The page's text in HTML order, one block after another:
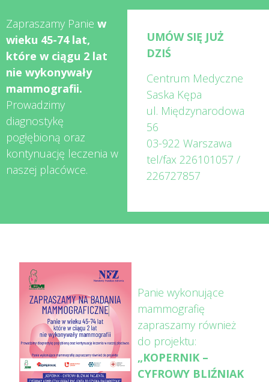
Zapraszamy Panie w
wieku 45-74 lat,
które w ciągu 2 lat
nie wykonywały
mammografii.
Prowadzimy
diagnostykę
pogłębioną oraz
kontynuację leczenia w
naszej placówce.
UMÓW SIĘ JUŻ
DZIŚ
Centrum Medyczne
Saska Kępa
ul. Międzynarodowa
56
03-922 Warszawa
tel/fax 226101057 /
226727857
Panie wykonujące
mammografię
zapraszamy również
do projektu:
„KOPERNIK –
CYFROWY BLIŹNIAK